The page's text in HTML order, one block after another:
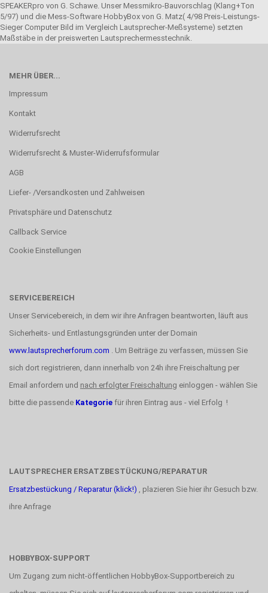
SPEAKERpro von G. Schawe. Unser Messmikro-Bauvorschlag (Klang+Ton
5/97) und die Mess-Software HobbyBox von G. Matz( 4/98 Preis-Leistungs-
Sieger Computer Bild im Vergleich Lautsprecher-Meßsysteme) setzten
Maßstäbe in der preiswerten Lautsprechermesstechnik.
MEHR ÜBER...
Impressum
Kontakt
Widerrufsrecht
Widerrufsrecht & Muster-Widerrufsformular
AGB
Liefer- /Versandkosten und Zahlweisen
Privatsphäre und Datenschutz
Callback Service
Cookie Einstellungen
SERVICEBEREICH
Unser Servicebereich, in dem wir ihre Anfragen beantworten, läuft aus
Sicherheits- und Entlastungsgründen unter der Domain
www.lautsprecherforum.com . Um Beiträge zu verfassen, müssen Sie
sich dort registrieren, dann innerhalb von 24h ihre Freischaltung per
Email anfordern und nach erfolgter Freischaltung einloggen - wählen Sie
bitte die passende Kategorie für ihren Eintrag aus - viel Erfolg !
LAUTSPRECHER ERSATZBESTÜCKUNG/REPARATUR
Ersatzbestückung / Reparatur (klick!) , plazieren Sie hier ihr Gesuch bzw.
ihre Anfrage
HOBBYBOX-SUPPORT
Um Zugang zum nicht-öffentlichen HobbyBox-Supportbereich zu